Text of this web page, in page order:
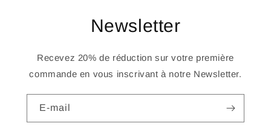
Newsletter
Recevez 20% de réduction sur votre première
commande en vous inscrivant à notre Newsletter.
E-mail